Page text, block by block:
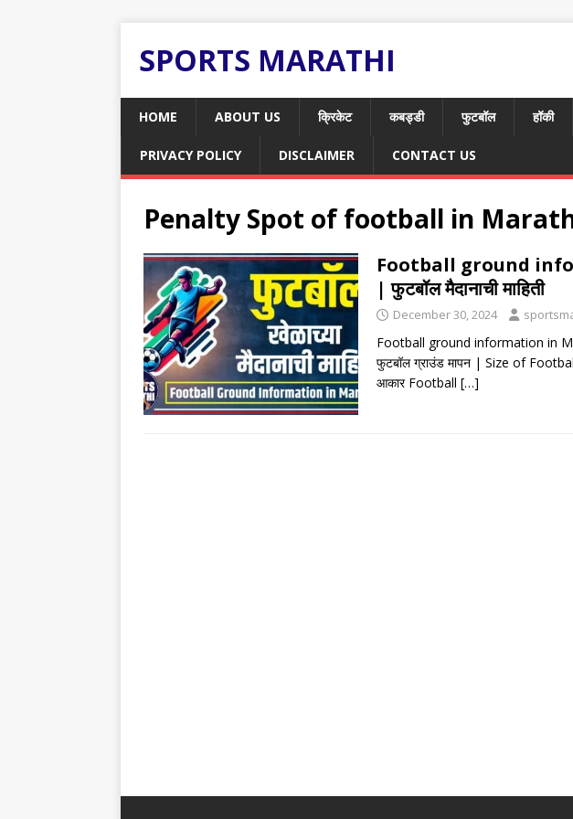
SPORTS MARATHI
HOME ABOUT US क्रिकेट कबड्डी फुटबॉल हॉकी
PRIVACY POLICY DISCLAIMER CONTACT US
Penalty Spot of football in
Football ground
| फुटबॉल मैदानाची माहिती
December 30, 2024
Football ground information in
फुटबॉल ग्राउंड मापन | Size of
आकार Football […]